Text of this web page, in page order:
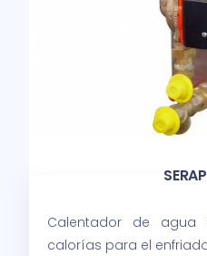
Calentador de agua
calorías para el